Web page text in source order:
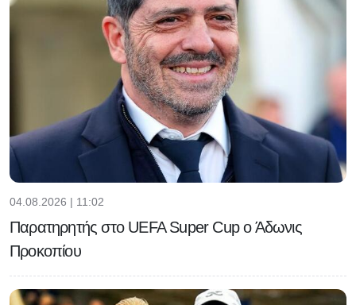
04.08.2026 | 11:02
Παρατηρητής στο UEFA Super Cup ο Άδωνις
Προκοπίου